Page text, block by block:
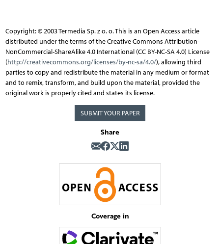
Copyright: © 2003 Termedia Sp. z o. o. This is an Open Access article
distributed under the terms of the Creative Commons Attribution-
NonCommercial-ShareAlike 4.0 International (CC BY-NC-SA 4.0) License
(http://creativecommons.org/licenses/by-nc-sa/4.0/), allowing third
parties to copy and redistribute the material in any medium or format
and to remix, transform, and build upon the material, provided the
original work is properly cited and states its license.
SUBMIT YOUR PAPER
Share
Coverage in